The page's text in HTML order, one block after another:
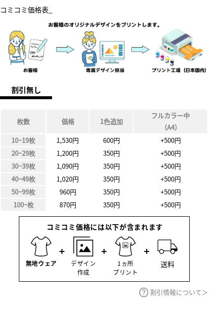
コミコミ価格表_
割引無し
枚数 価格 1色追加
フルカラー中
（A4）
10~19枚
1,530円 600円
+500円
20~29枚
1,200円 350円
+500円
30~39枚
1,090円 350円
+500円
40~49枚
1,020円 350円
+500円
50~99枚
960円 350円
+500円
100~枚
870円 350円 +500円
割引情報について